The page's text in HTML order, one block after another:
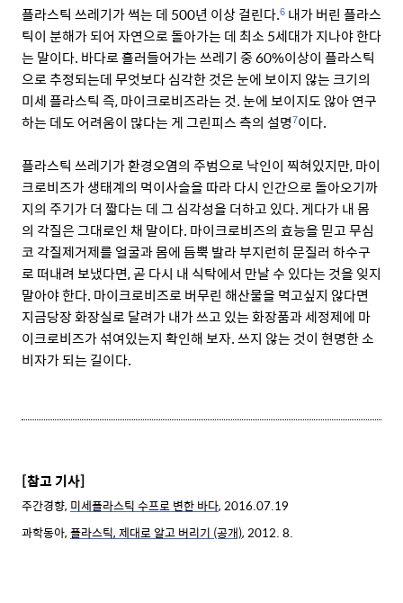
플라스틱 쓰레기가 썩는 데 500년 이상 걸린다.6 내가 버린 플라스
틱이 분해가 되어 자연으로 돌아가는 데 최소 5세대가 지나야 한다
는 말이다. 바다로 흘러들어가는 쓰레기 중 60%이상이 플라스틱
으로 추정되는데 무엇보다 심각한 것은 눈에 보이지 않는 크기의
미세 플라스틱 즉, 마이크로비즈라는 것. 눈에 보이지도 않아 연구
하는 데도 어려움이 많다는 게 그린피스 측의 설명7이다.
플라스틱 쓰레기가 환경오염의 주범으로 낙인이 찍혀있지만, 마이
크로비즈가 생태계의 먹이사슬을 따라 다시 인간으로 돌아오기까
지의 주기가 더 짧다는 데 그 심각성을 더하고 있다. 게다가 내 몸
의 각질은 그대로인 채 말이다. 마이크로비즈의 효능을 믿고 무심
코 각질제거제를 얼굴과 몸에 듬뿍 발라 부지런히 문질러 하수구
로 떠내려 보냈다면, 곧 다시 내 식탁에서 만날 수 있다는 것을 잊지
말아야 한다. 마이크로비즈로 버무린 해산물을 먹고싶지 않다면
지금당장 화장실로 달려가 내가 쓰고 있는 화장품과 세정제에 마
이크로비즈가 섞여있는지 확인해 보자. 쓰지 않는 것이 현명한 소
비자가 되는 길이다.
[참고 기사]
주간경향, 미세플라스틱 수프로 변한 바다, 2016.07.19
과학동아,플라스틱, 제대로 알고 버리기 (공개), 2012. 8.